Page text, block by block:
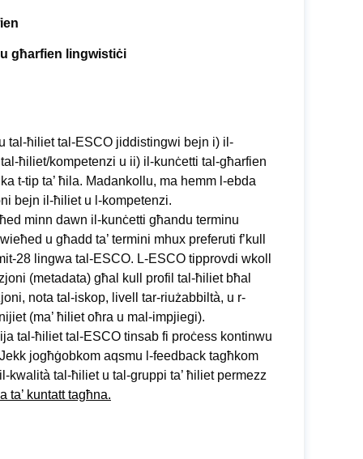
għarfien lingwistiċi
tal-ħiliet tal-ESCO jiddistingwi bejn i) il-
ħiliet/kompetenzi u ii) il-kunċetti tal-għarfien
t-tip ta’ ħila. Madankollu, ma hemm l-ebda
bejn il-ħiliet u l-kompetenzi.
minn dawn il-kunċetti għandu terminu
u għadd ta’ termini mhux preferuti f’kull
28 lingwa tal-ESCO. L-ESCO tipprovdi wkoll
(metadata) għal kull profil tal-ħiliet bħal
nota tal-iskop, livell tar-riużabbiltà, u r-
(ma’ ħiliet oħra u mal-impjiegi).
tal-ħiliet tal-ESCO tinsab fi proċess kontinwu
Jekk jogħġobkom aqsmu l-feedback tagħkom
kwalità tal-ħiliet u tal-gruppi ta’ ħiliet permezz
ta’ kuntatt tagħna.